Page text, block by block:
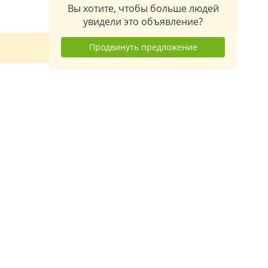
Вы хотите, чтобы больше людей
увидели это объявление?
Продвинуть предложение